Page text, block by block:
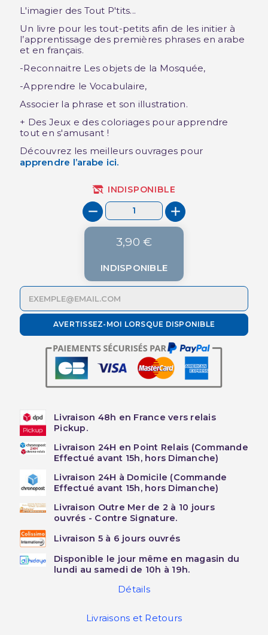
L'imagier des Tout P'tits...
Un livre pour les tout-petits afin de les initier à
l’apprentissage des premières phrases en arabe
et en français.
-Reconnaitre Les objets de la Mosquée,
-Apprendre le Vocabulaire,
Associer la phrase et son illustration.
+ Des Jeux e des coloriages pour apprendre
tout en s'amusant !
Découvrez les meilleurs ouvrages pour
apprendre l’arabe ici.
INDISPONIBLE
3,90 €
INDISPONIBLE
AVERTISSEZ-MOI LORSQUE DISPONIBLE
Livraison 48h en France vers relais
Pickup.
Livraison 24H en Point Relais (Commande
Effectué avant 15h, hors Dimanche)
Livraison 24H à Domicile (Commande
Effectué avant 15h, hors Dimanche)
Livraison Outre Mer de 2 à 10 jours
ouvrés - Contre Signature.
Livraison 5 à 6 jours ouvrés
Disponible le jour même en magasin du
lundi au samedi de 10h à 19h.
Détails
Livraisons et Retours